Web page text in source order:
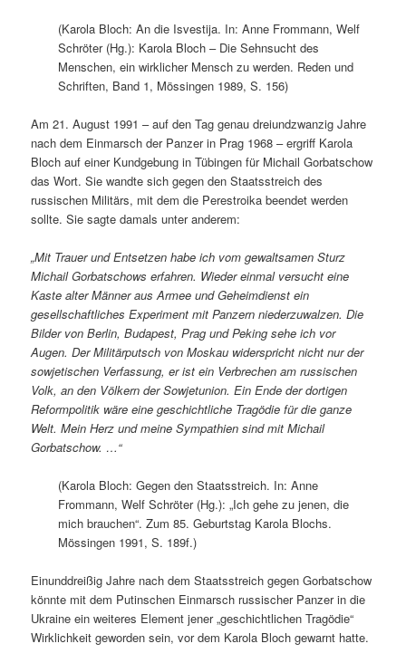
(Karola Bloch: An die Isvestija. In: Anne Frommann, Welf
Schröter (Hg.): Karola Bloch – Die Sehnsucht des
Menschen, ein wirklicher Mensch zu werden. Reden und
Schriften, Band 1, Mössingen 1989, S. 156)
Am 21. August 1991 – auf den Tag genau dreiundzwanzig Jahre
nach dem Einmarsch der Panzer in Prag 1968 – ergriff Karola
Bloch auf einer Kundgebung in Tübingen für Michail Gorbatschow
das Wort. Sie wandte sich gegen den Staatsstreich des
russischen Militärs, mit dem die Perestroika beendet werden
sollte. Sie sagte damals unter anderem:
„Mit Trauer und Entsetzen habe ich vom gewaltsamen Sturz
Michail Gorbatschows erfahren. Wieder einmal versucht eine
Kaste alter Männer aus Armee und Geheimdienst ein
gesellschaftliches Experiment mit Panzern niederzuwalzen. Die
Bilder von Berlin, Budapest, Prag und Peking sehe ich vor
Augen. Der Militärputsch von Moskau widerspricht nicht nur der
sowjetischen Verfassung, er ist ein Verbrechen am russischen
Volk, an den Völkern der Sowjetunion. Ein Ende der dortigen
Reformpolitik wäre eine geschichtliche Tragödie für die ganze
Welt. Mein Herz und meine Sympathien sind mit Michail
Gorbatschow. …“
(Karola Bloch: Gegen den Staatsstreich. In: Anne
Frommann, Welf Schröter (Hg.): „Ich gehe zu jenen, die
mich brauchen“. Zum 85. Geburtstag Karola Blochs.
Mössingen 1991, S. 189f.)
Einunddreißig Jahre nach dem Staatsstreich gegen Gorbatschow
könnte mit dem Putinschen Einmarsch russischer Panzer in die
Ukraine ein weiteres Element jener „geschichtlichen Tragödie“
Wirklichkeit geworden sein, vor dem Karola Bloch gewarnt hatte.